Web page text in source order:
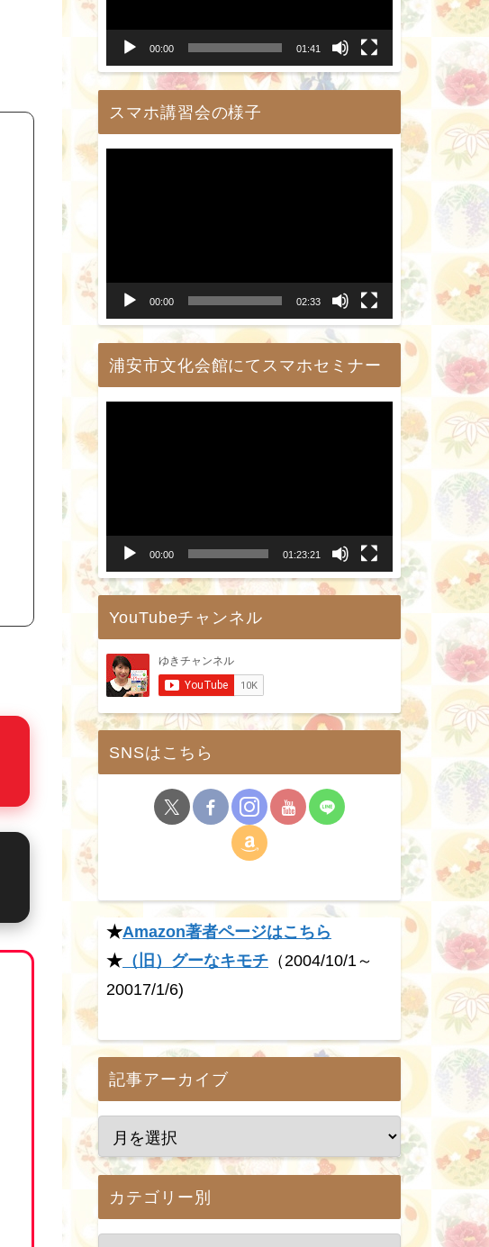
00:00 01:41
スマホ講習会の様子
00:00 02:33
浦安市文化会館にてスマホセミナー
ー
00:00 01:23:21
YouTubeチャンネル
SNSはこちら
★Amazon著者ページはこちら
★ （旧）グーなキモチ （2004/10/1～
20017/1/6)
記事アーカイブ
カテゴリー別